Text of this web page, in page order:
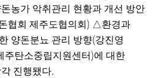
농가 악취관리 현황과 개선 방안
협회 제주도협의회 ) △환경과
양돈분뇨 관리 방향(강진영
주탄소중립지원센터)에 대한
진행됐다.